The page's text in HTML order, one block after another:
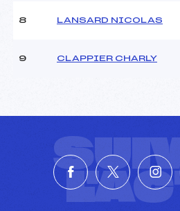
8 LANSARD NICOLAS
9 CLAPPIER CHARLY